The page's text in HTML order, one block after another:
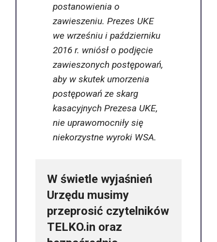
postanowienia o
zawieszeniu. Prezes UKE
we wrześniu i październiku
2016 r. wniósł o podjęcie
zawieszonych postępowań,
aby w skutek umorzenia
postępowań ze skarg
kasacyjnych Prezesa UKE,
nie uprawomocniły się
niekorzystne wyroki WSA.
W świetle wyjaśnień
Urzędu musimy
przeprosić czytelników
TELKO.in oraz